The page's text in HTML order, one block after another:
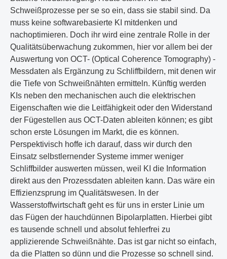
Schweißprozesse per se so ein, dass sie stabil sind. Da
muss keine softwarebasierte KI mitdenken und
nachoptimieren. Doch ihr wird eine zentrale Rolle in der
Qualitätsüberwachung zukommen, hier vor allem bei der
Auswertung von OCT- (Optical Coherence Tomography) -
Messdaten als Ergänzung zu Schliffbildern, mit denen wir
die Tiefe von Schweißnähten ermitteln. Künftig werden
KIs neben den mechanischen auch die elektrischen
Eigenschaften wie die Leitfähigkeit oder den Widerstand
der Fügestellen aus OCT-Daten ableiten können; es gibt
schon erste Lösungen im Markt, die es können.
Perspektivisch hoffe ich darauf, dass wir durch den
Einsatz selbstlernender Systeme immer weniger
Schliffbilder auswerten müssen, weil KI die Information
direkt aus den Prozessdaten ableiten kann. Das wäre ein
Effizienzsprung im Qualitätswesen. In der
Wasserstoffwirtschaft geht es für uns in erster Linie um
das Fügen der hauchdünnen Bipolarplatten. Hierbei gibt
es tausende schnell und absolut fehlerfrei zu
applizierende Schweißnähte. Das ist gar nicht so einfach,
da die Platten so dünn und die Prozesse so schnell sind.